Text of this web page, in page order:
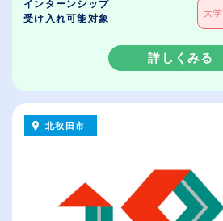
インターンシップ
受け入れ可能対象
大学
詳しくみる
北秋田市